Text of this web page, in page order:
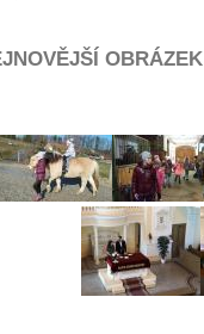
OBRÁZEK